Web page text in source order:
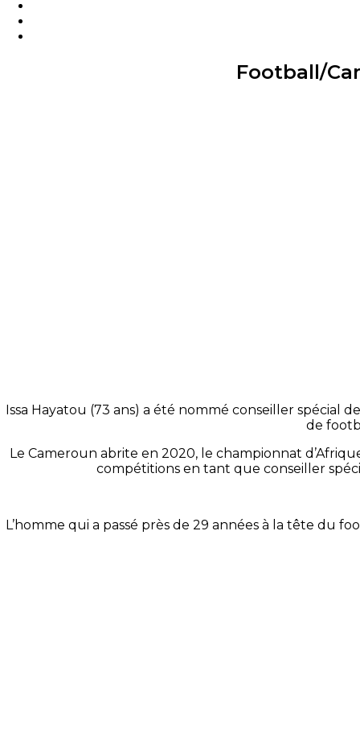
Football/
Issa Hayatou (73 ans) a été nommé conseiller spécial
de
Le Cameroun abrite en 2020, le championnat
compétitions en tant que conseiller
L’homme qui a passé près de 29 années à la tête du